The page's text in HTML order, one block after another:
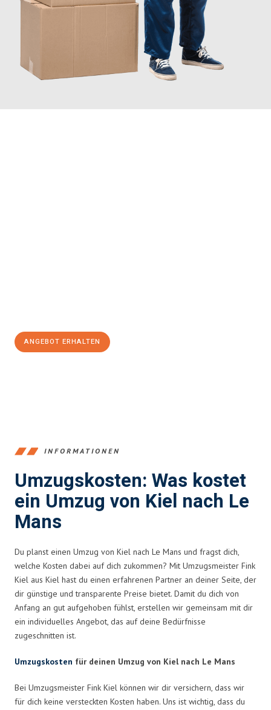
ANGEBOT ERHALTEN
INFORMATIONEN
Umzugskosten: Was kostet
ein Umzug von Kiel nach Le
Mans
Du planst einen Umzug von Kiel nach Le Mans und fragst dich,
welche Kosten dabei auf dich zukommen? Mit Umzugsmeister Fink
Kiel aus Kiel hast du einen erfahrenen Partner an deiner Seite, der
dir günstige und transparente Preise bietet. Damit du dich von
Anfang an gut aufgehoben fühlst, erstellen wir gemeinsam mit dir
ein individuelles Angebot, das auf deine Bedürfnisse
zugeschnitten ist.
Umzugskosten für deinen Umzug von Kiel nach Le Mans
Bei Umzugsmeister Fink Kiel können wir dir versichern, dass wir
für dich keine versteckten Kosten haben. Uns ist wichtig, dass du